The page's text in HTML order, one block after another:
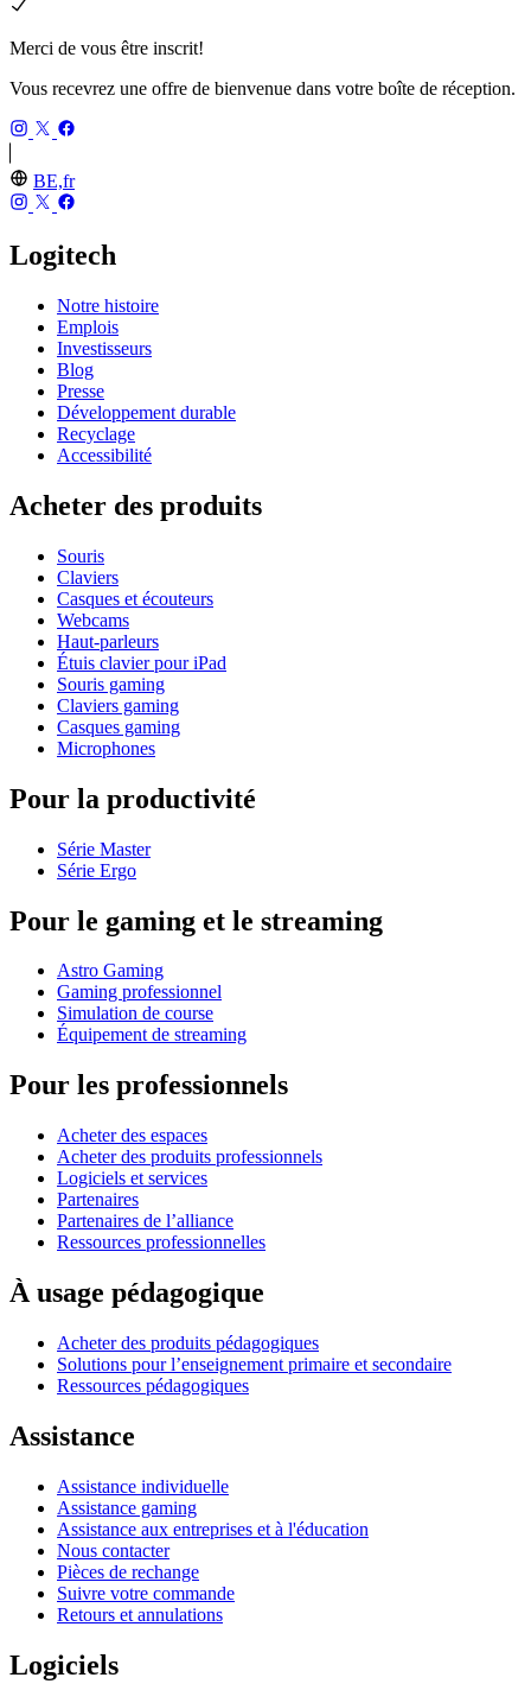
Merci de vous être inscrit!
Vous recevrez une offre de bienvenue dans votre boîte de réception.
BE,fr
Logitech
Notre histoire
Emplois
Investisseurs
Blog
Presse
Développement durable
Recyclage
Accessibilité
Acheter des produits
Souris
Claviers
Casques et écouteurs
Webcams
Haut-parleurs
Étuis clavier pour iPad
Souris gaming
Claviers gaming
Casques gaming
Microphones
Pour la productivité
Série Master
Série Ergo
Pour le gaming et le streaming
Astro Gaming
Gaming professionnel
Simulation de course
Équipement de streaming
Pour les professionnels
Acheter des espaces
Acheter des produits professionnels
Logiciels et services
Partenaires
Partenaires de l’alliance
Ressources professionnelles
À usage pédagogique
Acheter des produits pédagogiques
Solutions pour l’enseignement primaire et secondaire
Ressources pédagogiques
Assistance
Assistance individuelle
Assistance gaming
Assistance aux entreprises et à l'éducation
Nous contacter
Pièces de rechange
Suivre votre commande
Retours et annulations
Logiciels